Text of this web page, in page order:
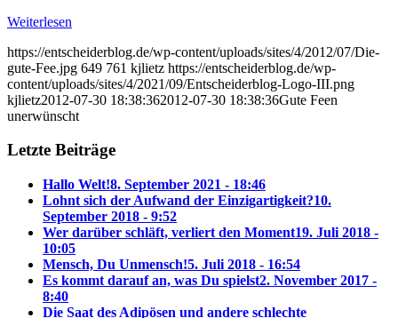
Weiterlesen
https://entscheiderblog.de/wp-content/uploads/sites/4/2012/07/Die-
gute-Fee.jpg 649 761 kjlietz https://entscheiderblog.de/wp-
content/uploads/sites/4/2021/09/Entscheiderblog-Logo-III.png
kjlietz2012-07-30 18:38:362012-07-30 18:38:36Gute Feen
unerwünscht
Letzte Beiträge
Hallo Welt!8. September 2021 - 18:46
Lohnt sich der Aufwand der Einzigartigkeit?10.
September 2018 - 9:52
Wer darüber schläft, verliert den Moment19. Juli 2018 -
10:05
Mensch, Du Unmensch!5. Juli 2018 - 16:54
Es kommt darauf an, was Du spielst2. November 2017 -
8:40
Die Saat des Adipösen und andere schlechte